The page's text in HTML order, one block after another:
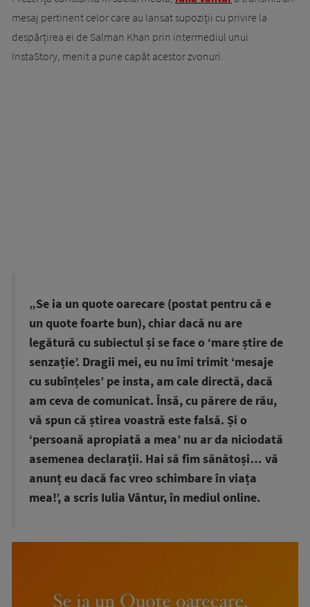
mesaj pertinent celor care au lansat supoziții cu privire la
despărțirea ei de Salman Khan prin intermediul unui
InstaStory, menit a pune capăt acestor zvonuri.
„Se ia un quote oarecare (postat pentru că e
un quote foarte bun), chiar dacă nu are
legătură cu subiectul și se face o ‘mare știre de
senzație’. Dragii mei, eu nu îmi trimit ‘mesaje
cu subînțeles’ pe insta, am cale directă, dacă
am ceva de comunicat. Însă, cu părere de rău,
vă spun că știrea voastră este falsă. Și o
‘persoană apropiată a mea’ nu ar da niciodată
asemenea declarații. Hai să fim sănătoși… vă
anunț eu dacă fac vreo schimbare în viața
mea!’, a scris Iulia Vântur, în mediul online.